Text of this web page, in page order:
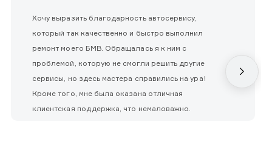
Хочу выразить благодарность автосервису,
который так качественно и быстро выполнил
ремонт моего БМВ. Обращалась я к ним с
проблемой, которую не смогли решить другие
сервисы, но здесь мастера справились на ура!
Кроме того, мне была оказана отличная
клиентская поддержка, что немаловажно.